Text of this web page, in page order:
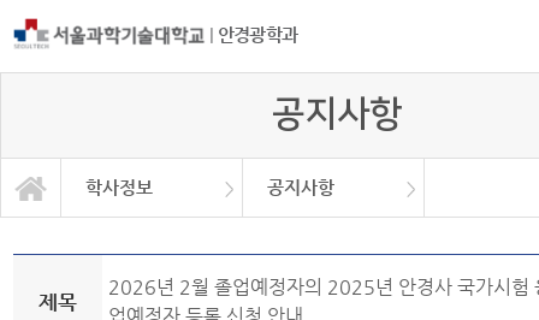
| 안경광학과
공지사항
학사정보 공지사항
학과소개
교과과정
학사정보
대학원
정보광장
커뮤니티
학사일정
공지사항
학과소식
제목
2026년 2월 졸업예정자의 2025년 안경사 국가시험